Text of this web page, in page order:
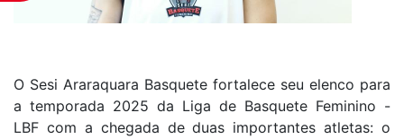
O Sesi Araraquara Basquete fortalece seu elenco para
a temporada 2025 da Liga de Basquete Feminino -
LBF com a chegada de duas importantes atletas: o